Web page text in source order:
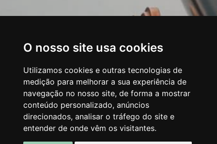
O nosso site usa cookies
Utilizamos cookies e outras tecnologias de
medição para melhorar a sua experiência de
navegação no nosso site, de forma a mostrar
conteúdo personalizado, anúncios
direcionados, analisar o tráfego do site e
entender de onde vêm os visitantes.